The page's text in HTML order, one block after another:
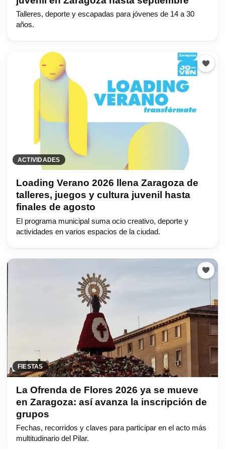
Talleres, deporte y escapadas para jóvenes de 14 a 30
años.
ACTIVIDADES
Loading Verano 2026 llena Zaragoza de
talleres, juegos y cultura juvenil hasta
finales de agosto
El programa municipal suma ocio creativo, deporte y
actividades en varios espacios de la ciudad.
FIESTAS
La Ofrenda de Flores 2026 ya se mueve
en Zaragoza: así avanza la inscripción de
grupos
Fechas, recorridos y claves para participar en el acto más
multitudinario del Pilar.